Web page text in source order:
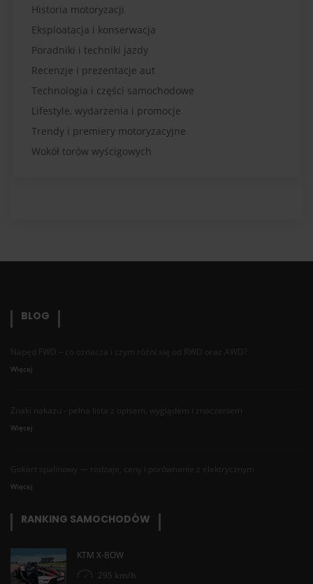
Historia motoryzacji
Eksploatacja i konserwacja
Poradniki i techniki jazdy
Recenzje i prezentacje aut
Technologia i części samochodowe
Lifestyle, wydarzenia i promocje
Trendy i premiery motoryzacyjne
Wokół torów wyścigowych
BLOG
Napęd FWD – co oznacza i czym różni się od RWD oraz AWD?
Więcej
Znaki nakazu - pełna lista z opisem, wyglądem i znaczeniem
Więcej
Gokart spalinowy — rodzaje, ceny i porównanie z elektrycznym
Więcej
RANKING SAMOCHODÓW
KTM X-BOW
295 km/h